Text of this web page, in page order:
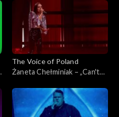
listopada 2025
The Voice of Poland
Żaneta Chełminiak – „Can't
„The Voice of Poland”, Live 3,
22 listopada 2025